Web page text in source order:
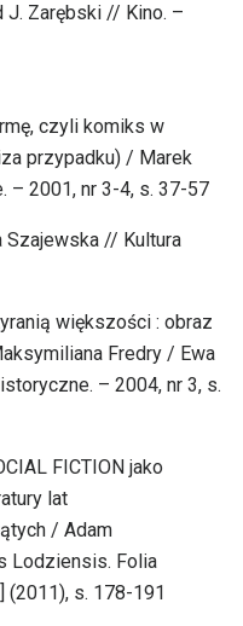
J. Zarębski // Kino. –
czyli komiks w
przypadku) / Marek
– 2001, nr 3-4, s. 37-57
Szajewska // Kultura
większości : obraz
Fredry / Ewa
– 2004, nr 3, s.
FICTION jako
lat
/ Adam
Lodziensis. Folia
(2011), s. 178-191